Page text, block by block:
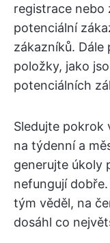
registrace nebo
potenciální
zákazníků.
položky, jako
potenciálních
Sledujte pokrok
na týdenní a
generujte úkoly
nefungují
tým věděl, na
dosáhl co